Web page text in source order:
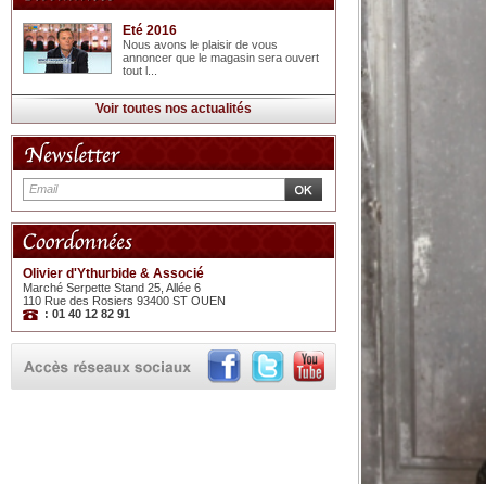
Eté 2016
Nous avons le plaisir de vous
annoncer que le magasin sera ouvert
tout l...
Voir toutes nos actualités
Olivier d'Ythurbide & Associé
Marché Serpette Stand 25, Allée 6
110 Rue des Rosiers 93400 ST OUEN
: 01 40 12 82 91